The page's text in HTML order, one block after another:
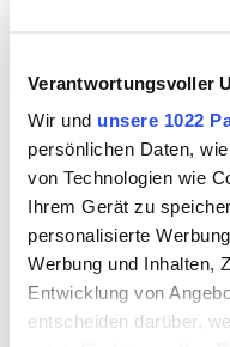
Verantwortungsvoller
Wir und unsere 1022
persönlichen Daten,
von Technologien wie
Ihrem Gerät zu
personalisierte
Werbung und Inhalten,
Entwicklung von
entscheiden darüber,